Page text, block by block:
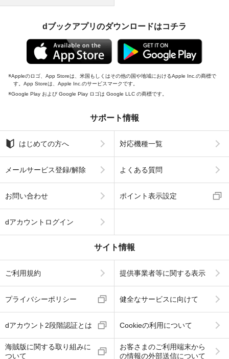
dブックアプリのダウンロードはコチラ
Appleのロゴ、App Storeは、米国もしくはその他の国や地域におけるApple Inc.の商標で
す。App Storeは、Apple Inc.のサービスマークです。
Google Play および Google Play ロゴは Google LLC の商標です。
サポート情報
はじめての方へ 対応機種一覧
メールサービス登録/解除 よくある質問
お問い合わせ ポイント表示設定
dアカウントログイン
サイト情報
ご利用規約 提供事業者等に関する表示
プライバシーポリシー 健全なサービスに向けて
dアカウント2段階認証とは Cookieの利用について
海賊版に関する取り組みに
ついて
お客さまのご利用端末から
の情報の外部送信について